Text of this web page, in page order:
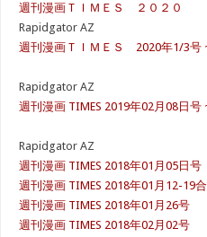
週刊漫画ＴＩＭＥＳ ２０２０
Rapidgator AZ
週刊漫画ＴＩＭＥＳ 2020年1/3号
Rapidgator AZ
週刊漫画 TIMES 2019年02月08日号
Rapidgator AZ
週刊漫画 TIMES 2018年01月05日号
週刊漫画 TIMES 2018年01月12-19
週刊漫画 TIMES 2018年01月26号
週刊漫画 TIMES 2018年02月02号